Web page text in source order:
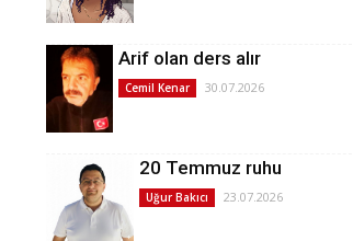
Arif olan ders alır
Cemil Kenar 30.07.2026
20 Temmuz ruhu
Uğur Bakıcı 23.07.2026